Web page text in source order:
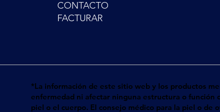
CONTACTO
FACTURAR
*La información de este sitio web y los productos
enfermedad ni afectar ninguna estructura o función
piel o el cuerpo. El consejo médico para la piel o